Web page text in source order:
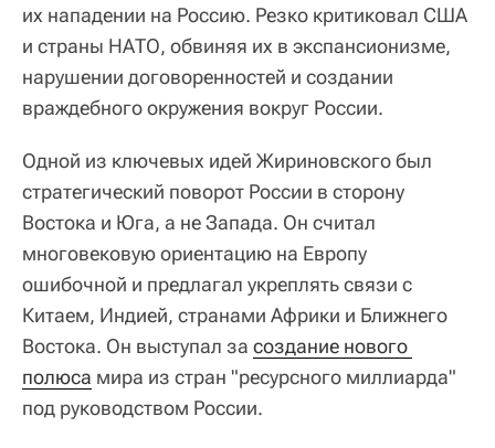
их нападении на Россию. Резко критиковал США
и страны НАТО, обвиняя их в экспансионизме,
нарушении договоренностей и создании
враждебного окружения вокруг России.
Одной из ключевых идей Жириновского был
стратегический поворот России в сторону
Востока и Юга, а не Запада. Он считал
многовековую ориентацию на Европу
ошибочной и предлагал укреплять связи с
Китаем, Индией, странами Африки и Ближнего
Востока. Он выступал за создание нового
полюса мира из стран "ресурсного миллиарда"
под руководством России.